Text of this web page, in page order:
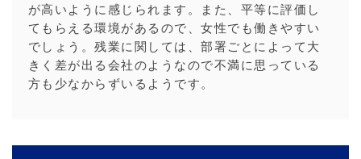
が高いように感じられます。また、平等に評価し
てもらえる環境があるので、女性でも働きやすい
でしょう。残業に関しては、部署ごとによって大
きく差が出る会社のようなので不満に思っている
方も少なからずいるようです。